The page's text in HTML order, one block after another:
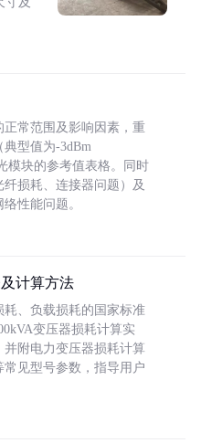
常范围及影响因素，重
型值为-3dBm
模块的参考值表格。同时
损耗、连接器问题）及
性能问题。
计算方法
、负载损耗的国家标准
变压器损耗计算实
附电力变压器损耗计算
常见型号参数，指导用户